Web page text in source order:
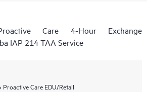
Care 4-Hour Exchange
IAP 214 TAA Service
Proactive Care EDU/Retail